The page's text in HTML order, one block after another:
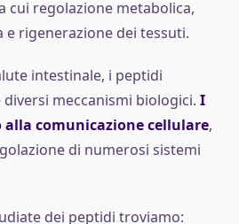
cui regolazione metabolica,
rigenerazione dei tessuti.
intestinale, i peptidi
meccanismi biologici. I
comunicazione cellulare,
di numerosi sistemi
dei peptidi troviamo: